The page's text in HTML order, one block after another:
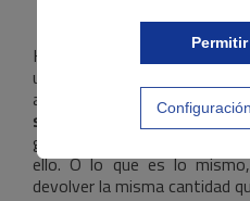
Hay entidades financieras
usuarios diferentes
atractivos del momento
sin intereses
. ¿La
gratuitos, ya que no es
ello. O lo que es lo
devolver la misma cantidad